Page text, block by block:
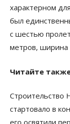
характерном
был
с шестью
метров, ширина
Читайте
Строительство
стартовало в